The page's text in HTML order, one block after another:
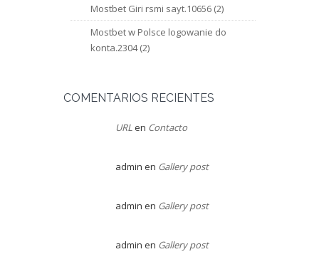
Mostbet Giri rsmi sayt.10656 (2)
Mostbet w Polsce logowanie do
konta.2304 (2)
COMENTARIOS RECIENTES
URLen Contacto
admin en Gallery post
admin en Gallery post
admin en Gallery post